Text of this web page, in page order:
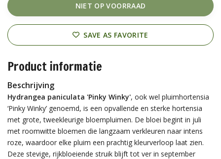
NIET OP VOORRAAD
SAVE AS FAVORITE
Product informatie
Beschrijving
Hydrangea paniculata 'Pinky Winky', ook wel pluimhortensia
‘Pinky Winky’ genoemd, is een opvallende en sterke hortensia
met grote, tweekleurige bloempluimen. De bloei begint in juli
met roomwitte bloemen die langzaam verkleuren naar intens
roze, waardoor elke pluim een prachtig kleurverloop laat zien.
Deze stevige, rijkbloeiende struik blijft tot ver in september